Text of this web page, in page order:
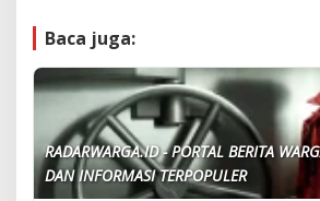
Baca juga:
RADARWARGA.ID - PORTAL BERITA
DAN INFORMASI TERPOPULER